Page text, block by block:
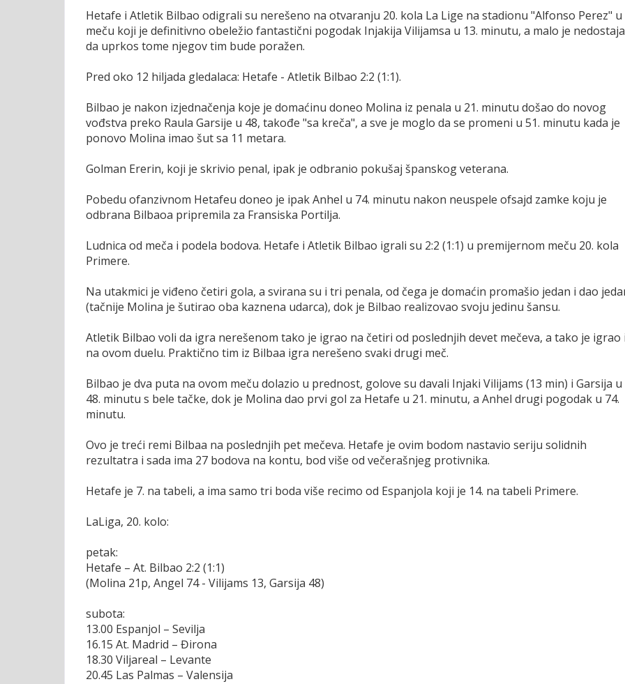
Hetafe i Atletik Bilbao odigrali su nerešeno na otvaranju 20. kola La Lige na stadionu "Alfonso Perez" u
meču koji je definitivno obeležio fantastični pogodak Injakija Vilijamsa u 13. minutu, a malo je
da uprkos tome njegov tim bude poražen.
Pred oko 12 hiljada gledalaca: Hetafe - Atletik Bilbao 2:2 (1:1).
Bilbao je nakon izjednačenja koje je domaćinu doneo Molina iz penala u 21. minutu došao do novog
vođstva preko Raula Garsije u 48, takođe "sa kreča", a sve je moglo da se promeni u 51. minutu kada je
ponovo Molina imao šut sa 11 metara.
Golman Ererin, koji je skrivio penal, ipak je odbranio pokušaj španskog veterana.
Pobedu ofanzivnom Hetafeu doneo je ipak Anhel u 74. minutu nakon neuspele ofsajd zamke koju je
odbrana Bilbaoa pripremila za Fransiska Portilja.
Ludnica od meča i podela bodova. Hetafe i Atletik Bilbao igrali su 2:2 (1:1) u premijernom meču 20. kola
Primere.
Na utakmici je viđeno četiri gola, a svirana su i tri penala, od čega je domaćin promašio jedan i dao
(tačnije Molina je šutirao oba kaznena udarca), dok je Bilbao realizovao svoju jedinu šansu.
Atletik Bilbao voli da igra nerešenom tako je igrao na četiri od poslednjih devet mečeva, a tako je igrao
na ovom duelu. Praktično tim iz Bilbaa igra nerešeno svaki drugi meč.
Bilbao je dva puta na ovom meču dolazio u prednost, golove su davali Injaki Vilijams (13 min) i Garsija u
48. minutu s bele tačke, dok je Molina dao prvi gol za Hetafe u 21. minutu, a Anhel drugi pogodak u 74.
minutu.
Ovo je treći remi Bilbaa na poslednjih pet mečeva. Hetafe je ovim bodom nastavio seriju solidnih
rezultatra i sada ima 27 bodova na kontu, bod više od večerašnjeg protivnika.
Hetafe je 7. na tabeli, a ima samo tri boda više recimo od Espanjola koji je 14. na tabeli Primere.
LaLiga, 20. kolo:
petak:
Hetafe – At. Bilbao 2:2 (1:1)
(Molina 21p, Angel 74 - Vilijams 13, Garsija 48)
subota:
13.00 Espanjol – Sevilja
16.15 At. Madrid – Đirona
18.30 Viljareal – Levante
20.45 Las Palmas – Valensija